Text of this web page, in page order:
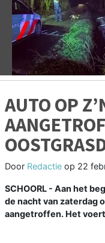
Vorige
AUTO OP
Door Redactie op 22
SCHOORL - Aan het
de nacht van zaterdag
aangetroffen. Het